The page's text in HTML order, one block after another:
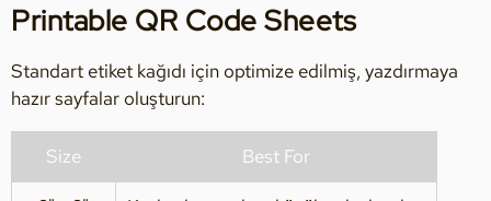
Printable QR Code Sheets
Standart etiket kağıdı için optimize edilmiş, yazdırmaya
hazır sayfalar oluşturun:
Size Best For